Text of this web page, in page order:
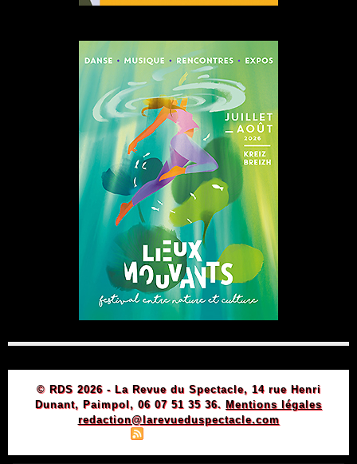
© RDS 2026 - La Revue du Spectacle, 14 rue Henri
Dunant, Paimpol, 06 07 51 35 36. Mentions légales
redaction@larevueduspectacle.com